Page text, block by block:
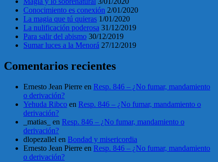
Conocimiento es conexión 2/01/2020
La magia que tú quieras 1/01/2020
La nulificación poderosa 31/12/2019
Para salir del abismo 30/12/2019
Sumar luces a la Menorá 27/12/2019
Comentarios recientes
Ernesto Jean Pierre en Resp. 846 – ¿No fumar, mandamiento
o derivación?
Yehuda Ribco en Resp. 846 – ¿No fumar, mandamiento o
derivación?
_matias_
en Resp. 846 – ¿No fumar, mandamiento o
derivación?
dlopezallel en Bondad y misericordia
Ernesto Jean Pierre en Resp. 846 – ¿No fumar, mandamiento
o derivación?